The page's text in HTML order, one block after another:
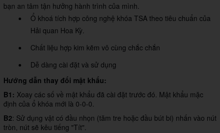
bạn an tâm tận hưởng hành trình của mình.
Ổ khoá tích hợp công nghệ khóa TSA theo tiêu chuẩn của
Hải quan Hoa Kỳ.
Chất liệu hợp kim kẽm vô cùng chắc chắn
Dễ dàng cài đặt và sử dụng
Hướng dẫn thay đổi mật khẩu:
B1: Xoay các số về mật khẩu đã cài đặt trước đó. Mật khẩu mặc
định của ổ khóa mới là 0-0-0.
B2: Sử dụng vật có đầu nhọn (tăm tre hoặc đầu bút bi) nhấn vào nút
tròn, nút sẽ kêu tiếng "Tít".